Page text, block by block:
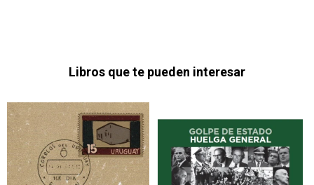
Libros que te pueden interesar